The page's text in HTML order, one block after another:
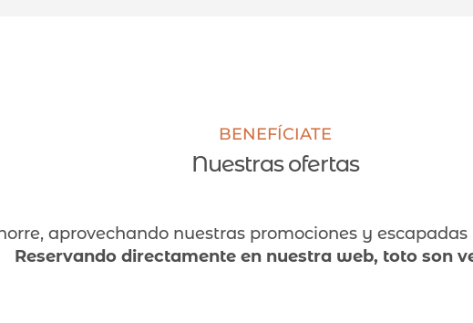
BENEFÍCIATE
Nuestras ofertas
aprovechando nuestras promociones y
Reservando directamente en nuestra web, toto son